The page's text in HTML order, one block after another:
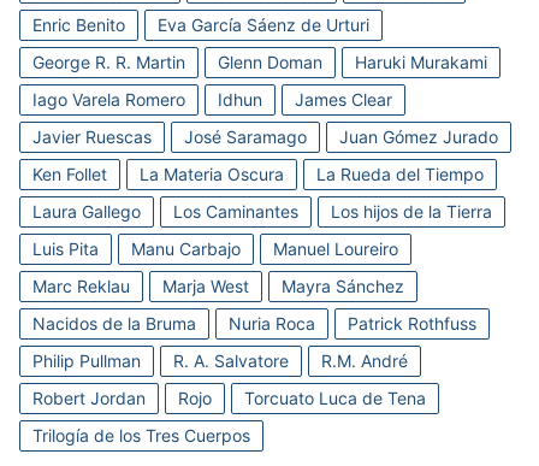
Enric Benito
Eva García Sáenz de Urturi
George R. R. Martin
Glenn Doman
Haruki Murakami
Iago Varela Romero
Idhun
James Clear
Javier Ruescas
José Saramago
Juan Gómez Jurado
Ken Follet
La Materia Oscura
La Rueda del Tiempo
Laura Gallego
Los Caminantes
Los hijos de la Tierra
Luis Pita
Manu Carbajo
Manuel Loureiro
Marc Reklau
Marja West
Mayra Sánchez
Nacidos de la Bruma
Nuria Roca
Patrick Rothfuss
Philip Pullman
R. A. Salvatore
R.M. André
Robert Jordan
Rojo
Torcuato Luca de Tena
Trilogía de los Tres Cuerpos